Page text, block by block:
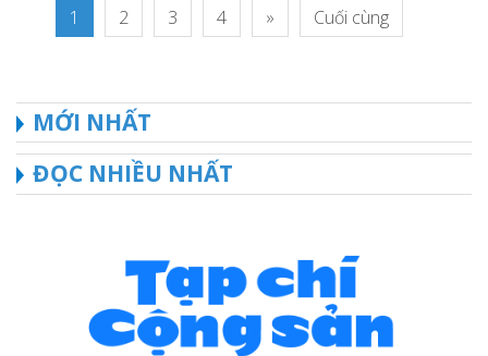
1 2 3 4 » Cuối cùng
MỚI NHẤT
ĐỌC NHIỀU NHẤT